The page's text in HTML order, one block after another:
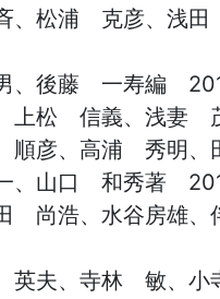
松浦 克彦、浅
、後藤 一寿編
松 信義、浅妻
彦、高浦 秀明
山口 和秀著
尚浩、水谷房雄
夫、寺林 敏、